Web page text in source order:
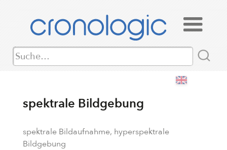
spektrale Bildgebung
spektrale Bildaufnahme, hyperspektrale
Bildgebung